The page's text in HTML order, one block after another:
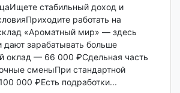
стабильный доход и
работать на
«Ароматный мир» — здесь
дают зарабатывать больше
оклад — 66 000 ₽Сдельная часть
сменыПри стандартной
000 ₽Есть подработки...